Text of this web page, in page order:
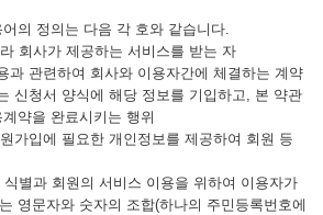
의 정의는 다음 각 호와 같습니다.
회사가 제공하는 서비스를 받는 자
과 관련하여 회사와 이용자간에 체결하는 계약
신청서 양식에 해당 정보를 기입하고, 본 약관
약을 완료시키는 행위
가입에 필요한 개인정보를 제공하여 회원 등
별과 회원의 서비스 이용을 위하여 이용자가
영문자와 숫자의 조합(하나의 주민등록번호에